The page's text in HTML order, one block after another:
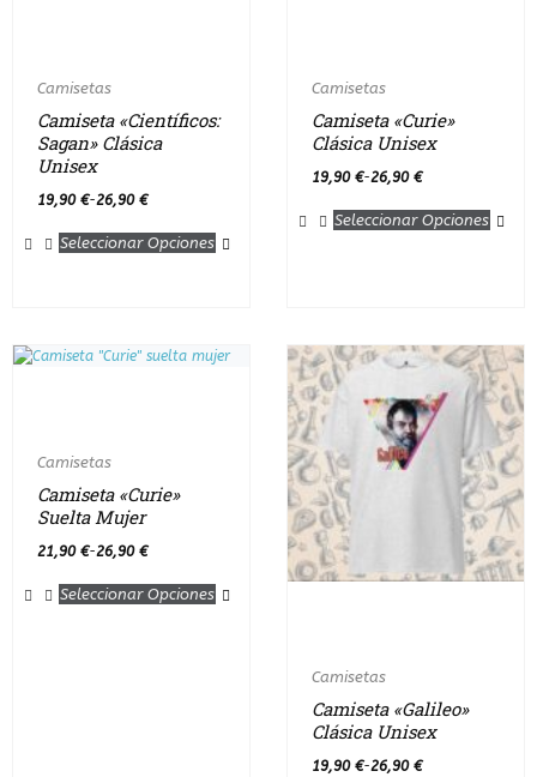
Camisetas
Camiseta «Científicos:
Sagan» Clásica
Unisex
19,90 €-26,90 €
Seleccionar Opciones
Camisetas
Camiseta «Curie»
Clásica Unisex
19,90 €-26,90 €
Seleccionar Opciones
Camisetas
Camiseta «Curie»
Suelta Mujer
21,90 €-26,90 €
Seleccionar Opciones
Camisetas
Camiseta «Galileo»
Clásica Unisex
19,90 €-26,90 €